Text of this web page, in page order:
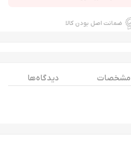
ضمانت اصل بودن کالا
مشخصات
دیدگاه ها